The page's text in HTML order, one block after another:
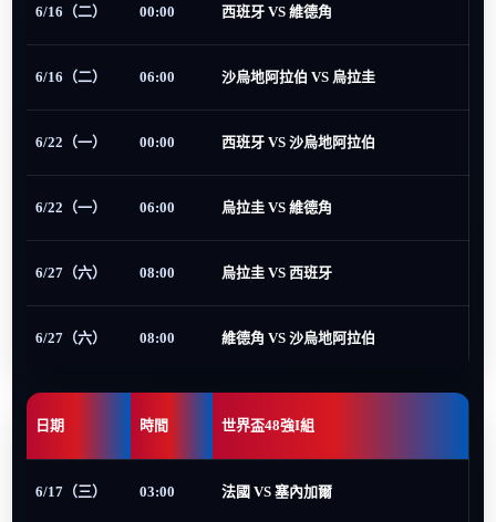
6/16（二） 00:00 西班牙 VS 維德角
6/16（二） 06:00 沙烏地阿拉伯 VS 烏拉圭
6/22（一） 00:00 西班牙 VS 沙烏地阿拉伯
6/22（一） 06:00 烏拉圭 VS 維德角
6/27（六） 08:00 烏拉圭 VS 西班牙
6/27（六） 08:00 維德角 VS 沙烏地阿拉伯
日期 時間 世界盃48強I組
6/17（三） 03:00 法國 VS 塞內加爾